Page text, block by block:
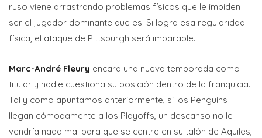
ruso viene arrastrando problemas físicos que le impiden
ser el jugador dominante que es. Si logra esa regularidad
física, el ataque de Pittsburgh será imparable.
Marc-André Fleury encara una nueva temporada como
titular y nadie cuestiona su posición dentro de la franquicia.
Tal y como apuntamos anteriormente, si los Penguins
llegan cómodamente a los Playoffs, un descanso no le
vendría nada mal para que se centre en su talón de Aquiles,